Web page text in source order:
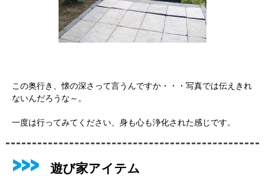
この奥行き、懐の深さって言うんですか・・・写真では伝えきれ
ないんだろうな～。
一度は行ってみてください、身も心も浄化された感じです。
遊び家アイテム